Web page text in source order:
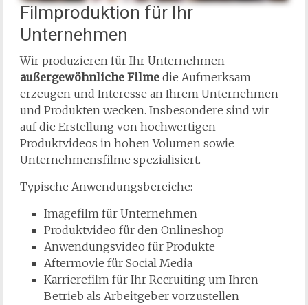
Filmproduktion für Ihr
Unternehmen
Wir produzieren für Ihr Unternehmen
außergewöhnliche Filme die Aufmerksam
erzeugen und Interesse an Ihrem Unternehmen
und Produkten wecken. Insbesondere sind wir
auf die Erstellung von hochwertigen
Produktvideos in hohen Volumen sowie
Unternehmensfilme spezialisiert.
Typische Anwendungsbereiche:
Imagefilm für Unternehmen
Produktvideo für den Onlineshop
Anwendungsvideo für Produkte
Aftermovie für Social Media
Karrierefilm für Ihr Recruiting um Ihren
Betrieb als Arbeitgeber vorzustellen